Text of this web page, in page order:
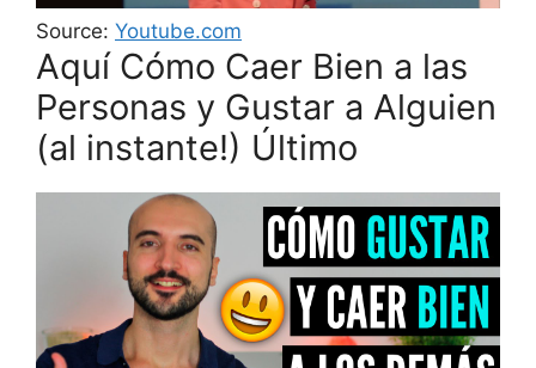
Source: Youtube.com
Aquí Cómo Caer Bien a las
Personas y Gustar a Alguien
(al instante!) Último